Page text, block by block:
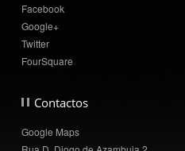
Facebook
Google+
Twitter
FourSquare
Contactos
Google Maps